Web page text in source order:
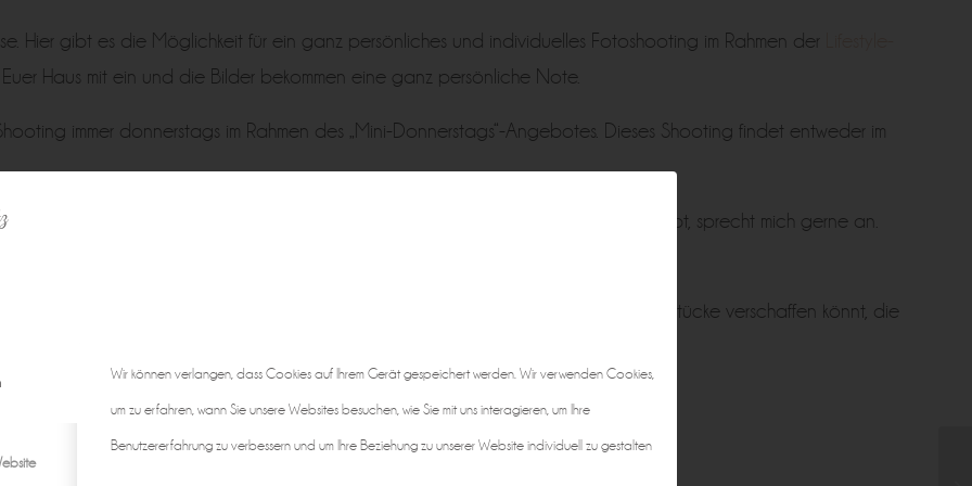
Wir können verlangen, dass Cookies auf Ihrem Gerät gespeichert werden. Wir verwenden Cookies,
um zu erfahren, wann Sie unsere Websites besuchen, wie Sie mit uns interagieren, um Ihre
Benutzererfahrung zu verbessern und um Ihre Beziehung zu unserer Website individuell zu gestalten
Hier gibt es die Möglichkeit für ein ganz persönliches und individuelles Fotoshooting im Rahmen der
Haus mit ein und die Bilder bekommen eine ganz persönliche Note.
immer donnerstags im Rahmen des „Mini-Donnerstags“-Angebotes. Dieses Shooting findet entweder im
Variante dabei. Und wenn wenn Ihr Fragen zu den Shooting-Möglichkeiten habt, sprecht mich gerne an.
passt.
eine Info-Broschüre, in der Ihr Euch ua bereits einen Überblick über die Kleidungsstücke verschaffen könnt, die
Auch findet Ihr hierin viele Informationen und Tipps zum Ablauf des Shootings.